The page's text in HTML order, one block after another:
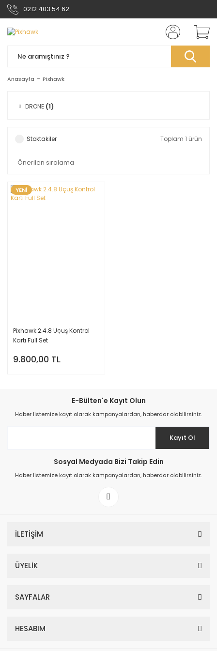
0212 403 54 62
Anasayfa Pixhawk
DRONE (1)
Stoktakiler Toplam 1 ürün
YENİ
Pixhawk 2.4.8 Uçuş Kontrol
Kartı Full Set
9.800,00 TL
E-Bülten'e Kayıt Olun
Haber listemize kayıt olarak kampanyalardan, haberdar olabilirsiniz.
Kayıt Ol
Sosyal Medyada Bizi Takip Edin
Haber listemize kayıt olarak kampanyalardan, haberdar olabilirsiniz.
İLETİŞİM
ÜYELİK
SAYFALAR
HESABIM